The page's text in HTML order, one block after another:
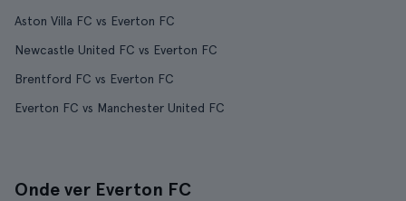
Aston Villa FC vs Everton FC
Newcastle United FC vs Everton FC
Brentford FC vs Everton FC
Everton FC vs Manchester United FC
Onde ver Everton FC